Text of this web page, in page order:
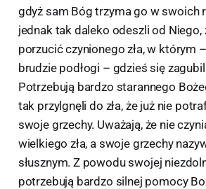
gdyż sam Bóg trzyma go w swoich
jednak tak daleko odeszli od Niego,
porzucić czynionego zła, w którym
brudzie podłogi – gdzieś się
Potrzebują bardzo starannego
tak przylgnęli do zła, że już nie
swoje grzechy. Uważają, że nie
wielkiego zła, a swoje grzechy
słusznym. Z powodu swojej
potrzebują bardzo silnej pomocy